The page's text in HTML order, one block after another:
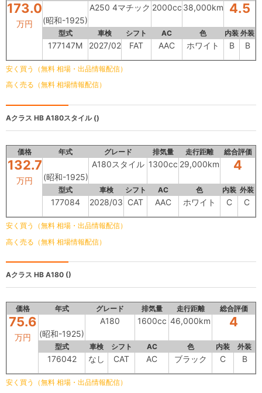
173.0
万円 (昭和-1925)
A250 4マチック 2000cc 38,000km 4.5
型式 車検 シフト AC 色 内装 外装
177147M 2027/02 FAT AAC ホワイト B B
安く買う（無料 相場・出品情報配信）
高く売る（無料 相場情報配信）
Aクラス HB A180スタイル ()
価格 年式 グレード 排気量 走行距離 総合評価
132.7
万円 (昭和-1925)
A180スタイル 1300cc 29,000km 4
型式 車検 シフト AC 色 内装 外装
177084 2028/03 CAT AAC ホワイト C C
安く買う（無料 相場・出品情報配信）
高く売る（無料 相場情報配信）
Aクラス HB A180 ()
価格 年式 グレード 排気量 走行距離 総合評価
75.6
万円 (昭和-1925)
A180 1600cc 46,000km 4
型式 車検 シフト AC 色 内装 外装
176042 なし CAT AC ブラック C B
安く買う（無料 相場・出品情報配信）